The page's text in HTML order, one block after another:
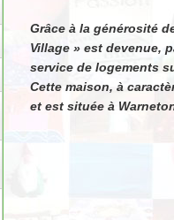
Grâce à la générosité
Village » est devenue,
service de logements
Cette maison, à
et est située à